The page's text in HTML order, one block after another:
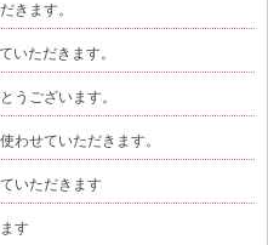
きます。
いただきます。
うございます。
わせていただきます。
いただきます
す